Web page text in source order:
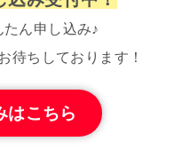
ん申し込み♪
待ちしております！
はこちら